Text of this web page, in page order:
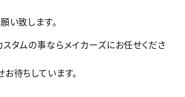
い致します。
タムの事ならメイカーズにお任せくださ
待ちしています。